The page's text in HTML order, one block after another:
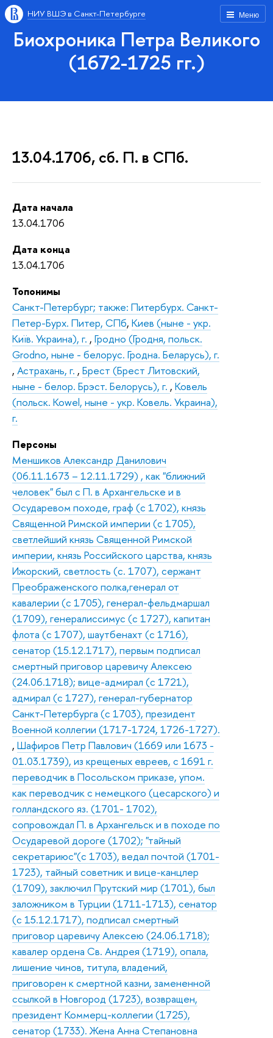
Меню
НИУ ВШЭ в Санкт-Петербурге
Биохроника Петра Великого
(1672-1725 гг.)
13.04.1706, сб. П. в СПб.
Дата начала
13.04.1706
Дата конца
13.04.1706
Топонимы
Санкт-Петербург; также: Питербурх. Санкт-
Петер-Бурх. Питер, СПб, Киев (ныне - укр.
Київ. Украина), г. , Гродно (Гродня, польск.
Grodno, ныне - белорус. Гродна. Беларусь), г.
, Астрахань, г. , Брест (Брест Литовский,
ныне - белор. Брэст. Белорусь), г. , Ковель
(польск. Kowel, ныне - укр. Ковель. Украина),
г.
Персоны
Меншиков Александр Данилович
(06.11.1673 – 12.11.1729) , как "ближний
человек" был с П. в Архангельске и в
Осударевом походе, граф (с 1702), князь
Священной Римской империи (с 1705),
светлейший князь Священной Римской
империи, князь Российского царства, князь
Ижорский, светлость (с. 1707), сержант
Преображенского полка,генерал от
кавалерии (с 1705), генерал-фельдмаршал
(1709), генералиссимус (с 1727), капитан
флота (с 1707), шаутбенахт (с 1716),
сенатор (15.12.1717), первым подписал
смертный приговор царевичу Алексею
(24.06.1718); вице-адмирал (с 1721),
адмирал (с 1727), генерал-губернатор
Санкт-Петербурга (с 1703), президент
Военной коллегии (1717-1724, 1726-1727).
, Шафиров Петр Павлович (1669 или 1673 -
01.03.1739), из крещеных евреев, с 1691 г.
переводчик в Посольском приказе, упом.
как переводчик с немецкого (цесарского) и
голландского яз. (1701- 1702),
сопровождал П. в Архангельск и в походе по
Осударевой дороге (1702); "тайный
секретариюс"(с 1703), ведал почтой (1701-
1723), тайный советник и вице-канцлер
(1709), заключил Прутский мир (1701), был
заложником в Турции (1711-1713), сенатор
(с 15.12.1717), подписал смертный
приговор царевичу Алексею (24.06.1718);
кавалер ордена Св. Андрея (1719), опала,
лишение чинов, титула, владений,
приговорен к смертной казни, замененной
ссылкой в Новгород (1723), возвращен,
президент Коммерц-коллегии (1725),
сенатор (1733). Жена Анна Степановна